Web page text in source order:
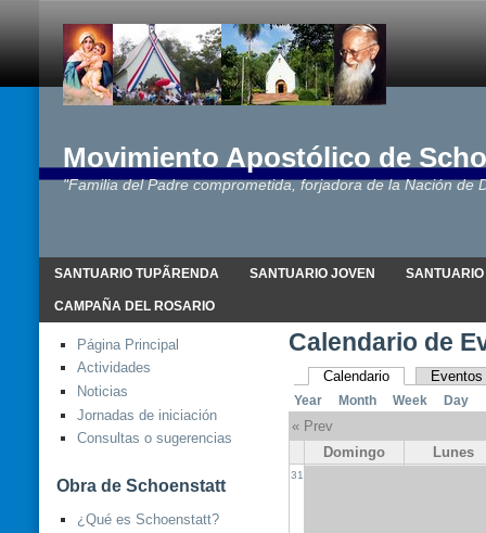
Movimiento Apostólico de
"Familia del Padre comprometida, forjadora de la Nación de
SANTUARIO TUPÃRENDA SANTUARIO JOVEN
CAMPAÑA DEL ROSARIO
Página Principal
Actividades
Noticias
Jornadas de iniciación
Consultas o sugerencias
Obra de Schoenstatt
¿Qué es Schoenstatt?
Calendario de
Calendario Eventos
Year Month Week Day
« Prev
Domingo
Lunes
31